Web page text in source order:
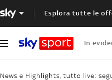
Esplora tutte le
In
News e Highlights, tutto live: